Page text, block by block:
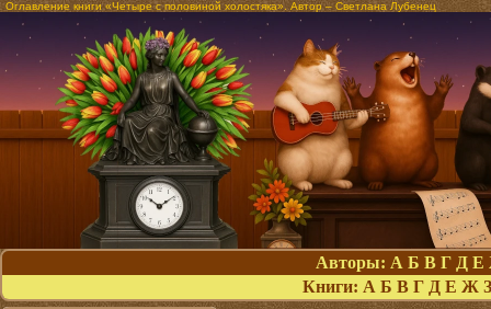
Оглавление книги «Четыре с половиной холостяка». Автор – Светлана Лубенец
Авторы: А Б В Г Д Е
Книги: А Б В Г Д Е Ж З